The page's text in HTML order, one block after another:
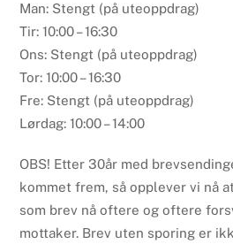
Man: Stengt (på uteoppdrag)
Tir: 10:00 – 16:30
Ons: Stengt (på uteoppdrag)
Tor: 10:00 – 16:30
Fre: Stengt (på uteoppdrag)
Lørdag: 10:00 – 14:00
OBS! Etter 30år med
kommet frem, så opplever vi nå
som brev nå oftere og oftere
mottaker. Brev uten sporing er